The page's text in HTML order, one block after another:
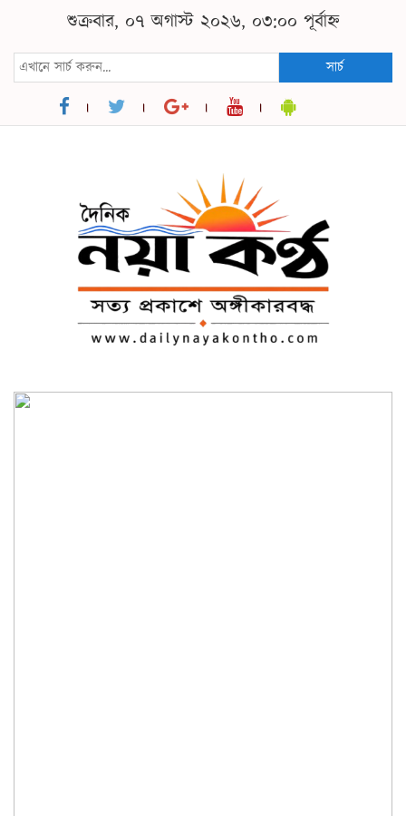
শুক্রবার, ০৭ অগাস্ট ২০২৬, ০৩:০০ পূর্বাহ্ন
সার্চ